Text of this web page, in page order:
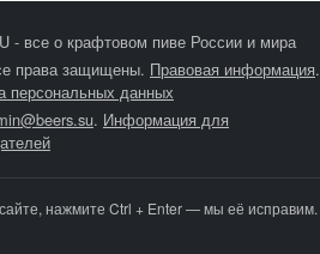
- все о крафтовом пиве России и мира
права защищены. Правовая информация.
персональных данных
. Информация для
нажмите Ctrl + Enter — мы её исправим.